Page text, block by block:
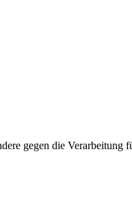
gegen die Verarbeitung